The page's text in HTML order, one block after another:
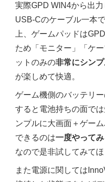
実際GPD WIN4から出力
USB-Cのケーブル一本
上、ゲームパッドは
ため「モニター」「ケ
ットのみの非常にシン
が楽しめて快適。
ゲーム機側のバッテリ
すると電池持ちの面で
ンプルに大画面＋ゲー
できるのは一度やって
なので是非試してみてほ
また電源に関しては